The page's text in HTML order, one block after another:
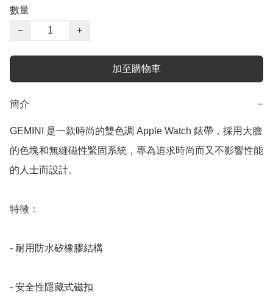
數量
−
+
加至購物車
簡介 −
GEMINI 是一款時尚的雙色調 Apple Watch 錶帶，採用大膽
的色塊和無縫磁性緊固系統，專為追求時尚而又不影響性能
的人士而設計。
特徵：
- 耐用防水矽橡膠結構
- 安全性隱藏式磁扣